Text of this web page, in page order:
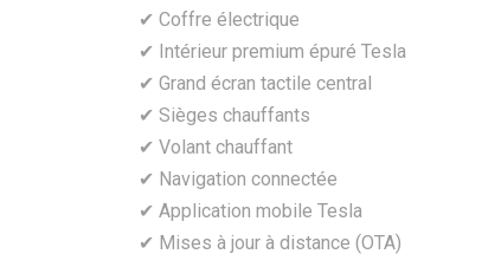
✔ Coffre électrique
✔ Intérieur premium épuré Tesla
✔ Grand écran tactile central
✔ Sièges chauffants
✔ Volant chauffant
✔ Navigation connectée
✔ Application mobile Tesla
✔ Mises à jour à distance (OTA)